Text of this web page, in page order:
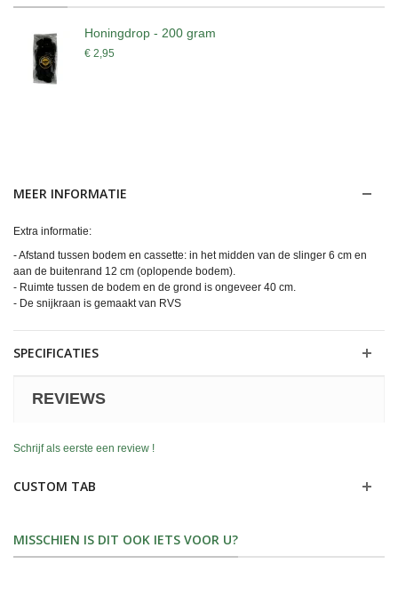
Honingdrop - 200 gram
€ 2,95
MEER INFORMATIE
Extra informatie:
- Afstand tussen bodem en cassette: in het midden van de slinger 6 cm en
aan de buitenrand 12 cm (oplopende bodem).
- Ruimte tussen de bodem en de grond is ongeveer 40 cm.
- De snijkraan is gemaakt van RVS
SPECIFICATIES
REVIEWS
Schrijf als eerste een review !
CUSTOM TAB
MISSCHIEN IS DIT OOK IETS VOOR U?